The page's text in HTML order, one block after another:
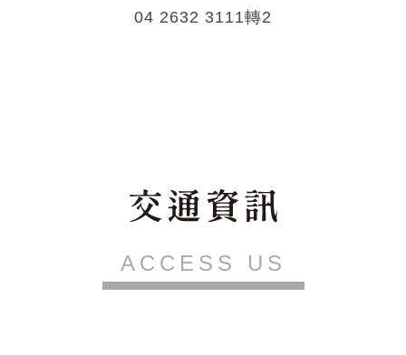
04 2632 3111轉2
ACCESS US